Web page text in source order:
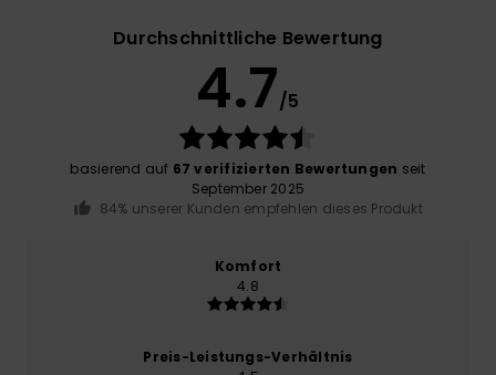
Durchschnittliche Bewertung
4.7/5
basierend auf 67 verifizierten Bewertungen seit
September 2025
84% unserer Kunden empfehlen dieses Produkt
Komfort
4.8
Preis-Leistungs-Verhältnis